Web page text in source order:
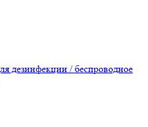
дезинфекции / беспроводное